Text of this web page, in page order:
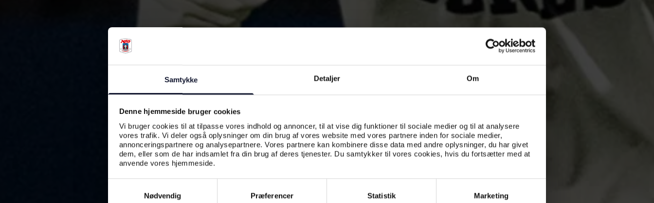
Samtykke Detaljer Om
Denne hjemmeside bruger cookies
Vi bruger cookies til at tilpasse vores indhold og annoncer, til at vise dig funktioner til sociale medier og til at analysere
vores trafik. Vi deler også oplysninger om din brug af vores website med vores partnere inden for sociale medier,
annonceringspartnere og analysepartnere. Vores partnere kan kombinere disse data med andre oplysninger, du har givet
dem, eller som de har indsamlet fra din brug af deres tjenester. Du samtykker til vores cookies, hvis du fortsætter med at
anvende vores hjemmeside.
Nødvendig
Præferencer Statistik Marketing